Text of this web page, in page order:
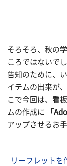
そろそろ、秋の
ころではないで
告知のために、
イテムの出来が
こで今回は、看
ムの作成に
「
アップさせるお
リーフレットを